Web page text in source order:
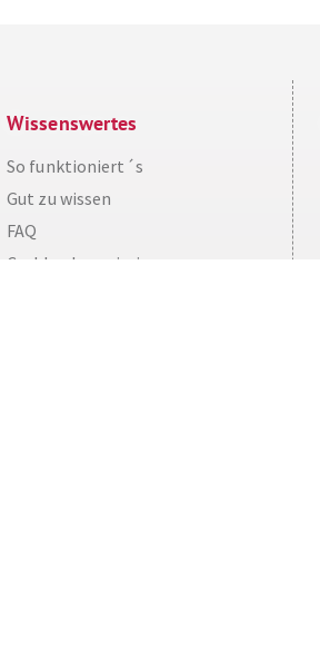
Wissenswertes
So funktioniert´s
Gut zu wissen
FAQ
Cashback maximieren